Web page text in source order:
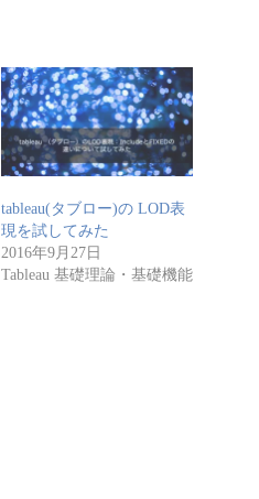
tableau(タブロー)の LOD表
現を試してみた
2016年9月27日
Tableau 基礎理論・基礎機能